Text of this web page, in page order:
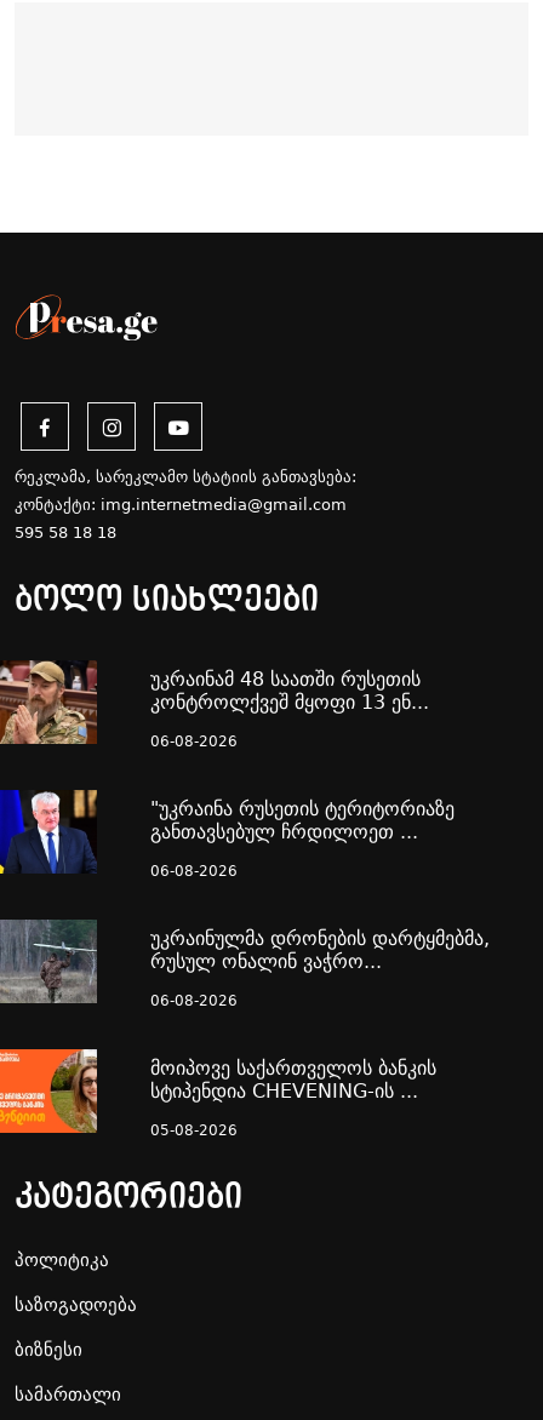
რეკლამა, სარეკლამო სტატიის განთავსება:
კონტაქტი: img.internetmedia@gmail.com
595 58 18 18
ბოლო სიახლეები
უკრაინამ 48 საათში რუსეთის
კონტროლქვეშ მყოფი 13 ენ...
06-08-2026
"უკრაინა რუსეთის ტერიტორიაზე
განთავსებულ ჩრდილოეთ ...
06-08-2026
უკრაინულმა დრონების დარტყმებმა,
რუსულ ონალინ ვაჭრო...
06-08-2026
მოიპოვე საქართველოს ბანკის
სტიპენდია CHEVENING-ის ...
05-08-2026
კატეგორიები
პოლიტიკა
საზოგადოება
ბიზნესი
სამართალი